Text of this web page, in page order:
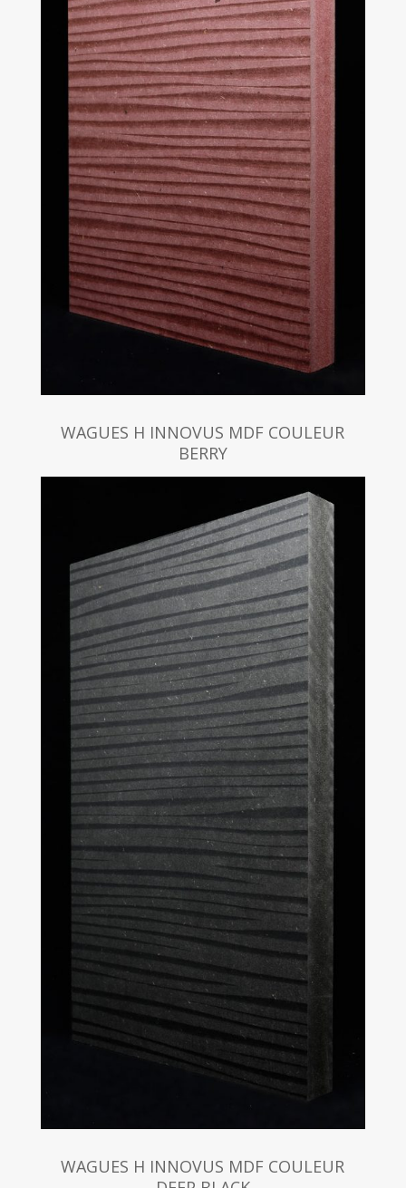
WAGUES H INNOVUS MDF COULEUR
BERRY
WAGUES H INNOVUS MDF COULEUR